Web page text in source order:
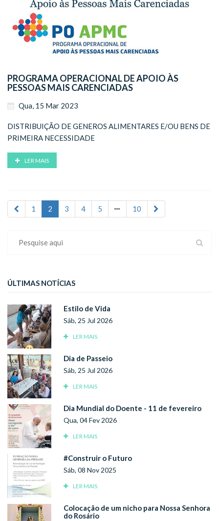
PROGRAMA OPERACIONAL DE APOIO ÀS
PESSOAS MAIS CARENCIADAS
Qua, 15 Mar 2023
DISTRIBUIÇÃO DE GENEROS ALIMENTARES E/OU BENS DE
PRIMEIRA NECESSIDADE
LER MAIS
1 2 3 4 5 10
ÚLTIMAS NOTÍCIAS
Estilo de Vida
Sáb, 25 Jul 2026
LER MAIS
Dia de Passeio
Sáb, 25 Jul 2026
LER MAIS
Dia Mundial do Doente - 11 de fevereiro
Qua, 04 Fev 2026
LER MAIS
#Construir o Futuro
Sáb, 08 Nov 2025
LER MAIS
Colocação de um nicho para Nossa Senhora
do Rosário